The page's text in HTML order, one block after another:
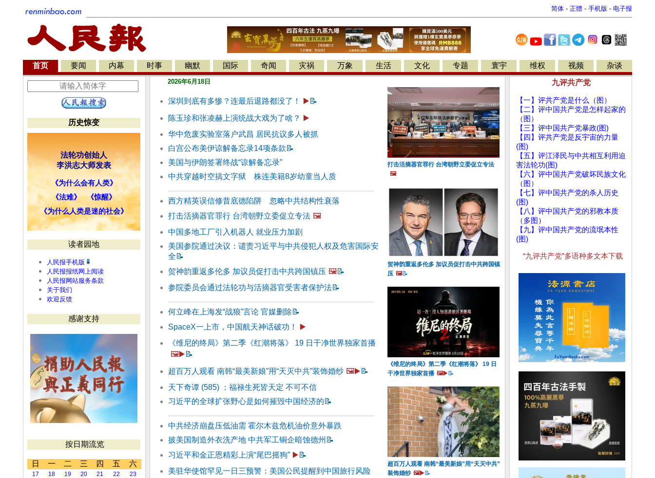
简体 - 正體 - 手机版 - 电子报
首页 要闻 内幕 时事 幽默 国际 奇闻 灾祸 万象 生活 文化 专题 寰宇 维权 视频 杂谈
历史惊变
法轮功创始人
李洪志大师发表
《为什么会有人类》
《法难》
《惊醒》
《为什么人类是迷的社会》
读者园地
人民报手机版
人民报报纸网上阅读
人民报网站服务条款
关于我们
欢迎反馈
感谢支持
按日期流览
日 一 二 三 四 五 六
17 18 19 20 21 22
23
2026年6月18日
深圳到底有多惨？连最后退路都没了！ ▶️ 📝
陈玉珍和张凌赫上演统战大戏为了啥？ ▶️
华中危废实验室落户武昌 居民抗议多人被抓
白宫公布美伊谅解备忘录14项条款 📝
美国与伊朗签署终战“谅解备忘录”
中共穿越时空搞文字狱 株连美籍8岁幼童当人质
西方精英误信修昔底德陷阱 忽略中共结构性衰落
打击活摘器官罪行 台湾朝野立委促立专法 🖼️
中国多地工厂引入机器人 就业压力加剧
美国参院通过决议：谴责习近平与中共侵犯人权及危害国际安
全 📝
贺神韵重返多伦多 加议员促打击中共跨国镇压 🖼️📝
参院委员会通过法轮功与活摘器官受害者保护法📝
何立峰在上海发“战狼”言论 官媒删除 📝
SpaceX一上市，中国航天神话破功！
▶️
《维尼的终局》第二季《红潮将落》 19 日干净世界独家首播
🖼️▶️ 📝
超百万人观看 南韩“最美新娘”用“天灭中共”装饰婚纱 🖼️▶️ 📝
天下奇谭 (585) ：福禄生死皆天定 不可不信
习近平的全球扩张野心是如何摧毁中国经济的 📝
中共经济崩盘压低油需 霍尔木兹危机油价意外暴跌
披美国制造外衣洗产地 中共军工铜企暗蚀德州 📝
习近平和金正恩精彩上演“尾巴摇狗” ▶️ 📝
美驻华使馆罕见一日三预警：美国公民提醒到中国旅行风险
打击活摘器官罪行 台湾朝野立委促立专法
🖼️
贺神韵重返多伦多 加议员促打击中共跨国镇
压 🖼️📝
《维尼的终局》第二季《红潮将落》 19 日
干净世界独家首播 🖼️▶️📝
超百万人观看 南韩“最美新娘”用“天灭中共”
装饰婚纱 🖼️▶️📝
九评共产党
【一】评共产党是什么（图）
【二】评中国共产党是怎样起家的
（图）
【三】评中国共产党暴政(图)
【四】评共产党是反宇宙的力量
(图)
【五】评江泽民与中共相互利用迫
害法轮功(图)
【六】评中国共产党破坏民族文化
（图）
【七】评中国共产党的杀人历史
(图)
【八】评中国共产党的邪教本质
（多图）
【九】评中国共产党的流氓本性
(图)
“九评共产党”多语种多文本下载